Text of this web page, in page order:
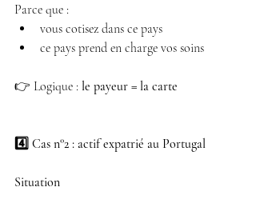
Parce que :
vous cotisez dans ce pays
ce pays prend en charge vos soins
👉 Logique : le payeur = la carte
4️⃣ Cas n°2 : actif expatrié au Portugal
Situation